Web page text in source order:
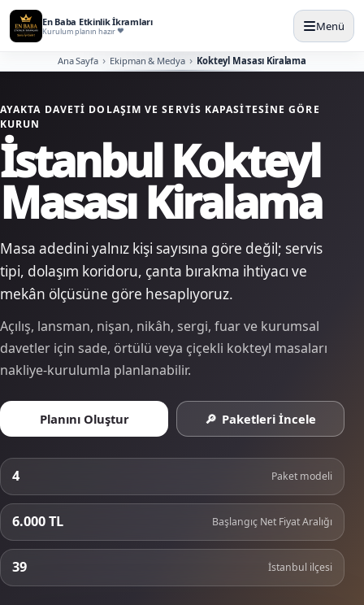
En Baba Etkinlik İkramları
Kurulum planın hazır Menü
Ana Sayfa Ekipman & Medya Kokteyl Masası Kiralama
AYAKTA DAVETI DOLAŞIM VE SERVIS KAPASITESINE GÖRE
KURUN
İstanbul Kokteyl
Masası Kiralama
Masa adedini yalnız kişi sayısına göre değil; servis
tipi, dolaşım koridoru, çanta bırakma ihtiyacı ve
mekân ölçüsüne göre hesaplıyoruz.
Açılış, lansman, nişan, nikâh, sergi, fuar ve kurumsal
davetler için sade, örtülü veya çiçekli kokteyl masaları
nakliye-kurulumla planlanabilir.
Planını Oluştur Paketleri İncele
4 Paket modeli
6.000 TL Başlangıç Net Fiyat Aralığı
39 İstanbul ilçesi